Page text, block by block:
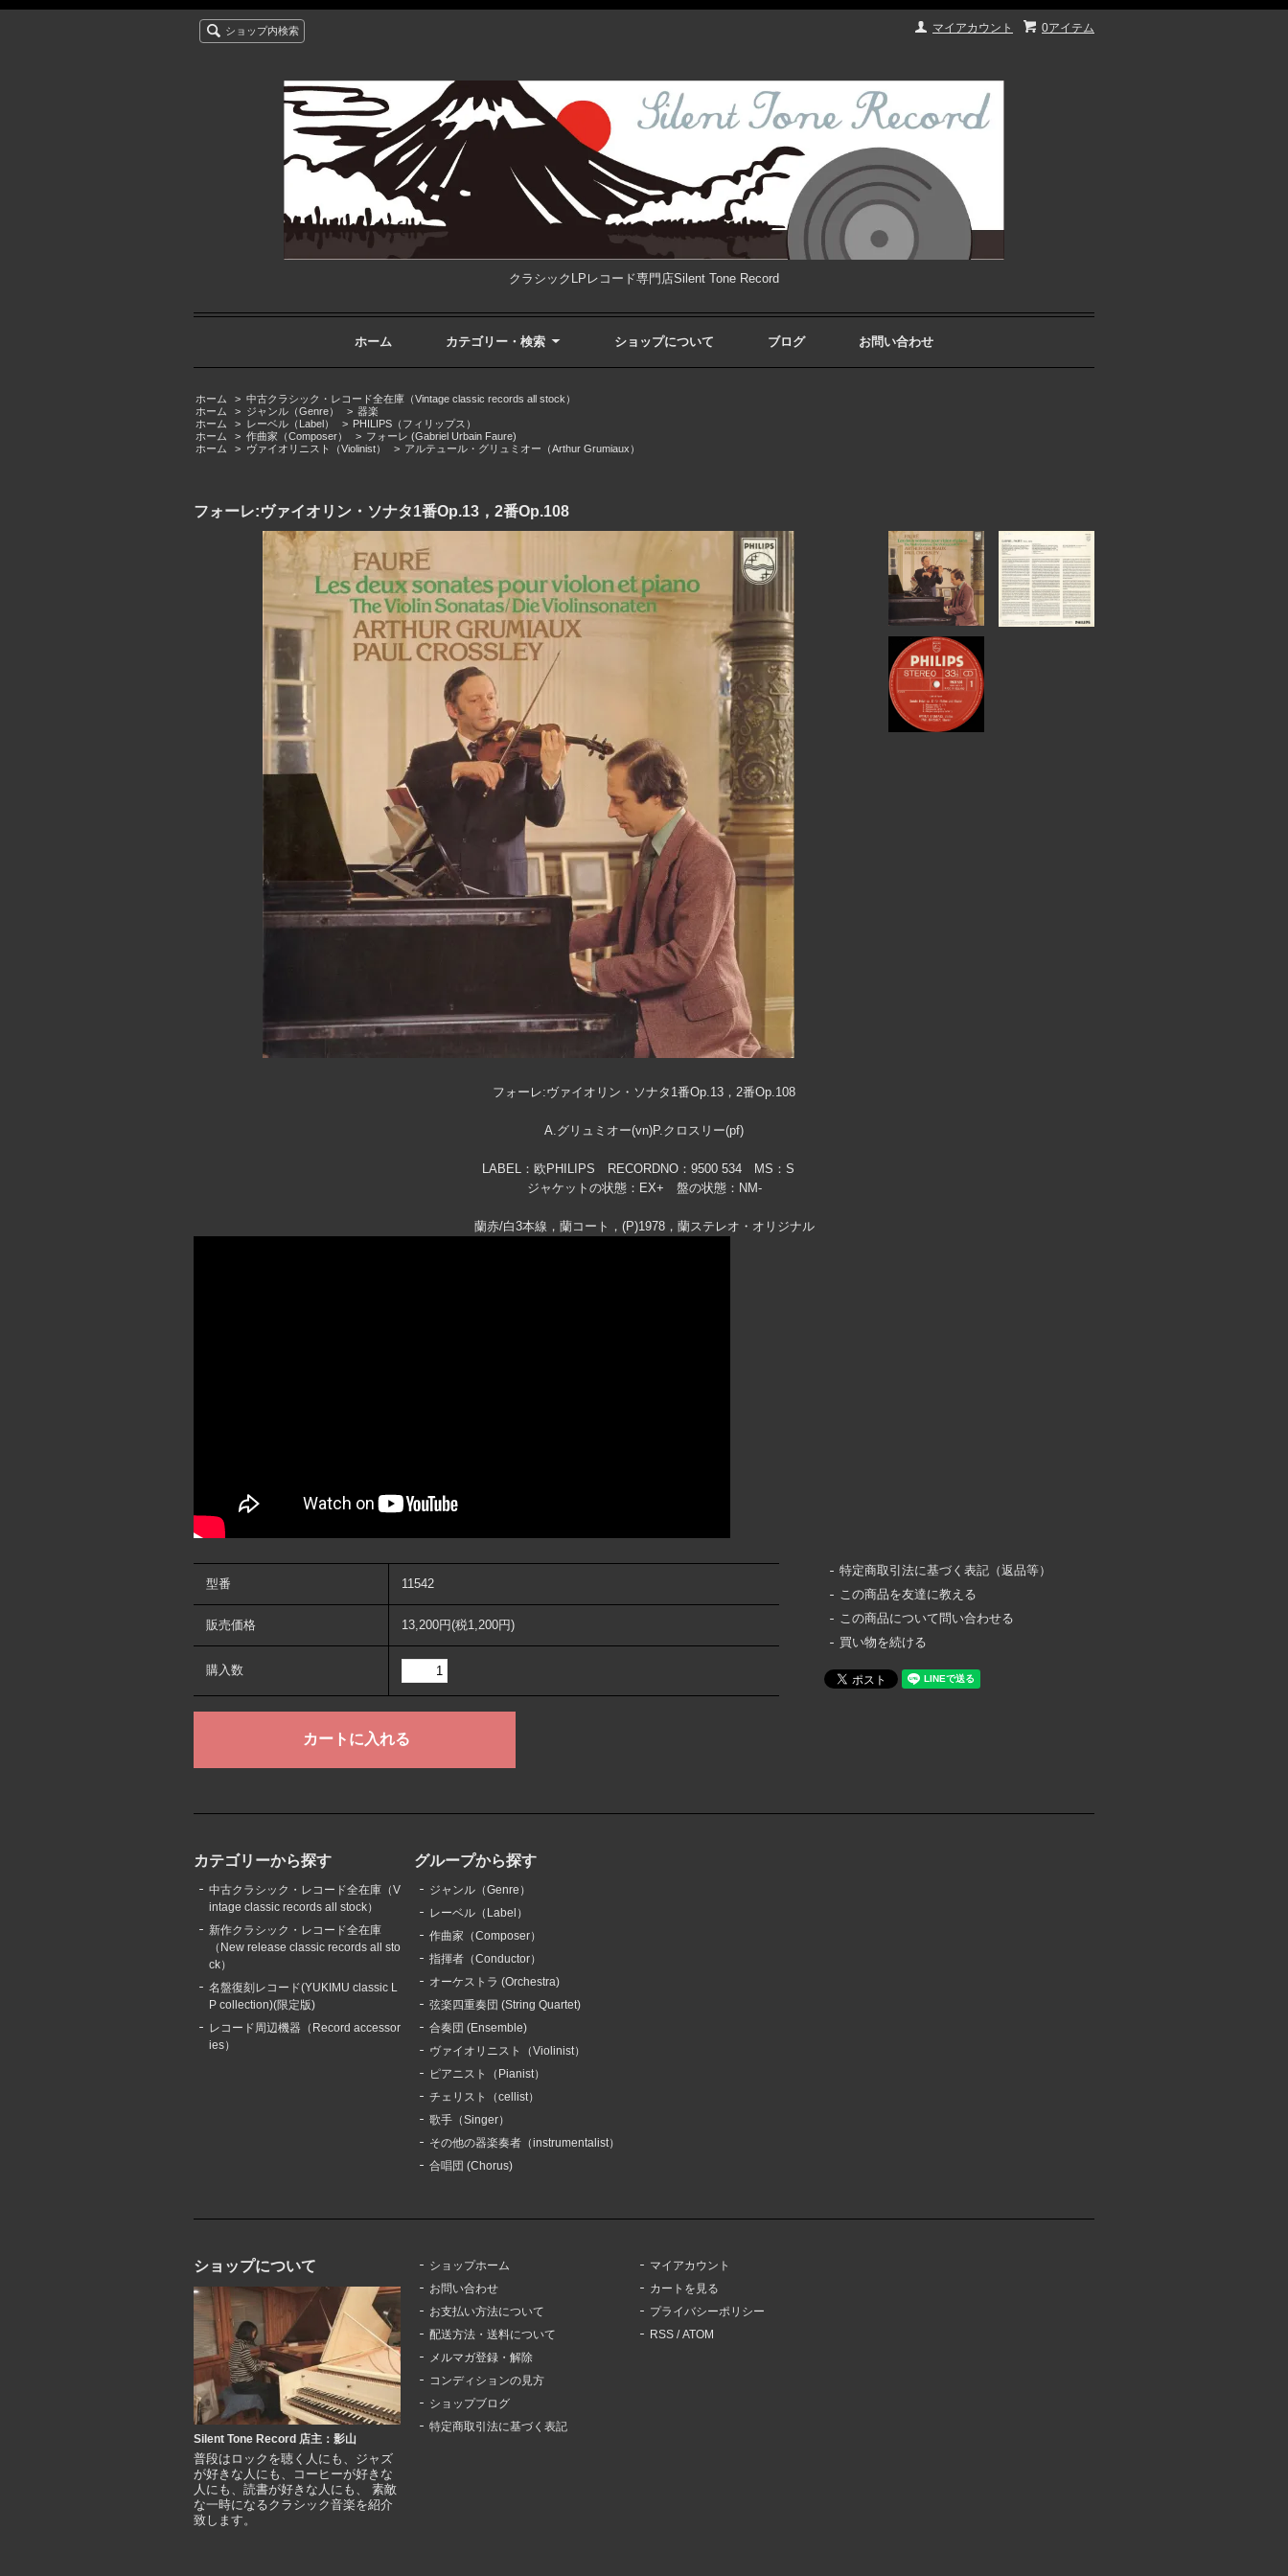
0アイテム
マイアカウント
ショップ内検索
クラシックLPレコード専門店Silent Tone Record
ホーム カテゴリー・検索 ショップについて ブログ お問い合わせ
ホーム > 中古クラシック・レコード全在庫（Vintage classic records all stock）
ホーム
> ジャンル（Genre） > 器楽
ホーム
> レーベル（Label） > PHILIPS（フィリップス）
ホーム
> 作曲家（Composer） > フォーレ (Gabriel Urbain Faure)
ホーム
> ヴァイオリニスト（Violinist） > アルテュール・グリュミオー（Arthur Grumiaux）
フォーレ:ヴァイオリン・ソナタ1番Op.13，2番Op.108
フォーレ:ヴァイオリン・ソナタ1番Op.13，2番Op.108
A.グリュミオー(vn)P.クロスリー(pf)
LABEL：欧PHILIPS RECORDNO：9500 534 MS：S
ジャケットの状態：EX+ 盤の状態：NM-
蘭赤/白3本線，蘭コート，(P)1978，蘭ステレオ・オリジナル
型番 11542
販売価格 13,200円(税1,200円)
購入数
特定商取引法に基づく表記（返品等）
この商品を友達に教える
この商品について問い合わせる
買い物を続ける
カテゴリーから探す
中古クラシック・レコード全在庫（V
intage classic records all stock）
新作クラシック・レコード全在庫
（New release classic records all sto
ck）
名盤復刻レコード(YUKIMU classic L
P collection)(限定版)
レコード周辺機器（Record accessor
ies）
グループから探す
ジャンル（Genre）
レーベル（Label）
作曲家（Composer）
指揮者（Conductor）
オーケストラ (Orchestra)
弦楽四重奏団 (String Quartet)
合奏団 (Ensemble)
ヴァイオリニスト（Violinist）
ピアニスト（Pianist）
チェリスト（cellist）
歌手（Singer）
その他の器楽奏者（instrumentalist）
合唱団 (Chorus)
ショップについて
Silent Tone Record 店主：影山
普段はロックを聴く人にも、ジャズ
が好きな人にも、コーヒーが好きな
人にも、読書が好きな人にも、 素敵
な一時になるクラシック音楽を紹介
致します。
ショップホーム
お問い合わせ
お支払い方法について
配送方法・送料について
メルマガ登録・解除
コンディションの見方
ショップブログ
特定商取引法に基づく表記
マイアカウント
カートを見る
プライバシーポリシー
RSS /ATOM